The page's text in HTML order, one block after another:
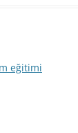
eğitimi